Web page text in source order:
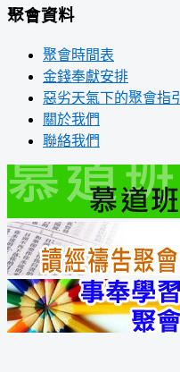
聚會資料
聚會時間表
金錢奉獻安排
惡劣天氣下的聚會指引
關於我們
聯絡我們